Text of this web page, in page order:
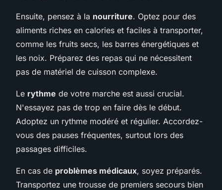
Ensuite, pensez à la nourriture. Optez pour des
aliments riches en calories et faciles à transporter,
comme les fruits secs, les barres énergétiques et
les noix. Préparez des repas qui ne nécessitent
pas de matériel de cuisson complexe.
Le rythme de votre marche est aussi crucial.
N'essayez pas de trop en faire dès le début.
Adoptez un rythme modéré et régulier. Accordez-
vous des pauses fréquentes, surtout lors des
passages difficiles.
En cas de problèmes médicaux, soyez préparés.
Transportez une trousse de premiers secours bien